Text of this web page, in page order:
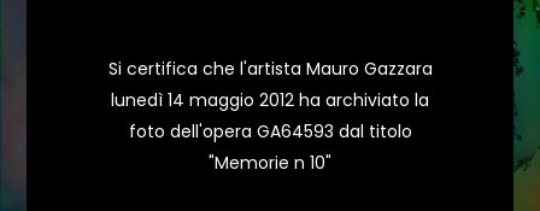
Si certifica che l'artista Mauro Gazzara
lunedì 14 maggio 2012 ha archiviato la
foto dell'opera GA64593 dal titolo
"Memorie n 10"